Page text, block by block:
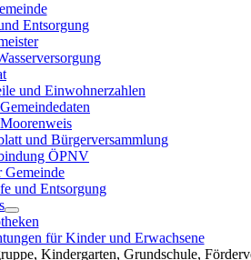
Entsorgung
und Einwohnerzahlen
und Bürgerversammlung
ÖPNV
Gemeinde
und Entsorgung
für Kinder und Erwachsene
Kindergarten, Grundschule,